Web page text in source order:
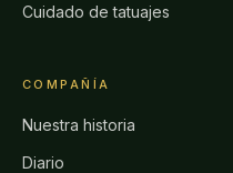
Cuidado de tatuajes
COMPAÑÍA
Nuestra historia
Diario